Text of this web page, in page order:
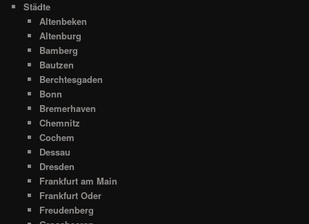
Städte
Altenbeken
Altenburg
Bamberg
Bautzen
Berchtesgaden
Bonn
Bremerhaven
Chemnitz
Cochem
Dessau
Dresden
Frankfurt am Main
Frankfurt Oder
Freudenberg